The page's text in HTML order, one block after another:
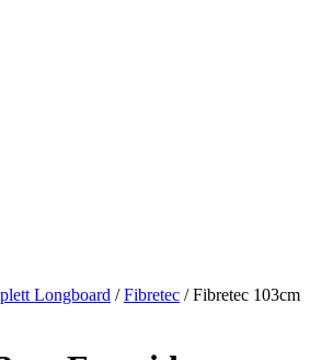
Longboard /Fibretec / Fibretec 103cm